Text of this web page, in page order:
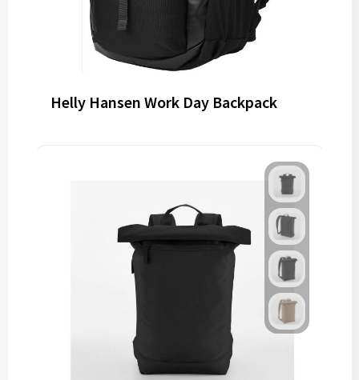
Helly Hansen Work Day Backpack